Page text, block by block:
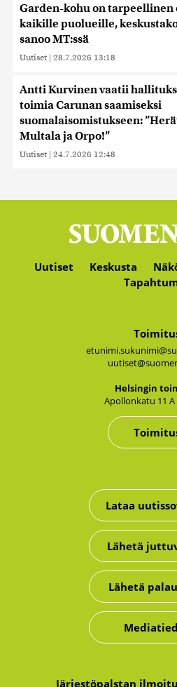
Garden-kohu on tarpeellinen
kaikille puolueille,
sanoo MT:ssä
Uutiset | 28.7.2026 13:18
Antti Kurvinen vaatii
toimia Carunan saamiseksi
suomalaisomistukseen:
Multala ja Orpo!”
Uutiset | 24.7.2026 12:48
Uutiset Keskusta
Hel­sin­gin
Apol­lon­ka­tu 11
Lataa
Lähetä
Lähetä
Järjestöpalstan